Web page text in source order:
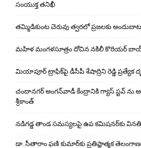
సంయుక్త తనిఖీ
తమ్మిడికుంట చెరువు త్వరలో ప్రజలకు
మహిళ మంగళసూత్రం దోచిన నకిలీ కొరియర్ బాయ్
మియాపూర్ ట్రాఫిక్‌పై డీసీపీ శేషాద్రిని రెడ్డి ప్రత్యేక
చందానగర్ అంగన్‌వాడీ కేంద్రానికి గ్యాస్ స్టవ్ ను
శ్రీకాంత్
నడిగడ్డ తాండ సమస్యలపై ఉప కమిషనర్‌కు వినతి
డా. సీతారాం ఫణి కుమార్‌కు ప్రతిష్ఠాత్మక